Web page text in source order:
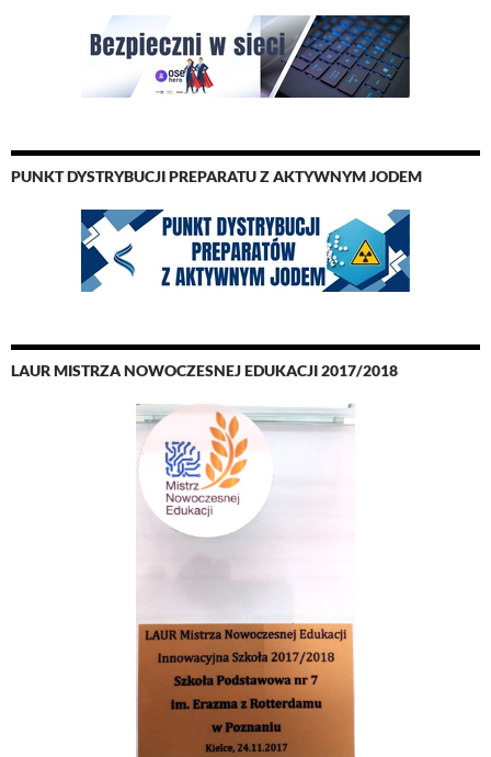
PUNKT DYSTRYBUCJI PREPARATU Z AKTYWNYM JODEM
LAUR MISTRZA NOWOCZESNEJ EDUKACJI 2017/2018